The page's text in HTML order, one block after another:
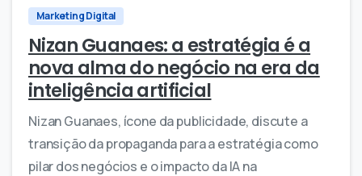
Marketing Digital
Nizan Guanaes: a estratégia é a
nova alma do negócio na era da
inteligência artificial
Nizan Guanaes, ícone da publicidade, discute a
transição da propaganda para a estratégia como
pilar dos negócios e o impacto da IA na